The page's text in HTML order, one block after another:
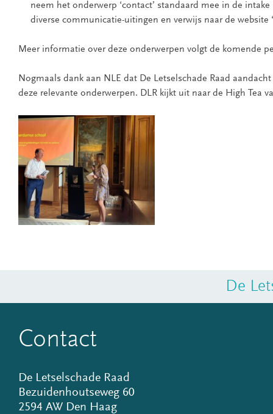
neem het onderwerp ‘contact’ standaard mee in de
diverse communicatie-uitingen en verwijs naar de website ‘
Meer informatie over deze onderwerpen volgt de komende
Nogmaals dank aan NLE dat De Letselschade Raad
deze relevante onderwerpen. DLR kijkt uit naar de High Tea
De
Contact
De Letselschade Raad
Bezuidenhoutseweg 60
2594 AW Den Haag